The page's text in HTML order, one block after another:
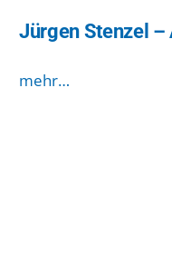
Jürgen Stenzel
mehr…